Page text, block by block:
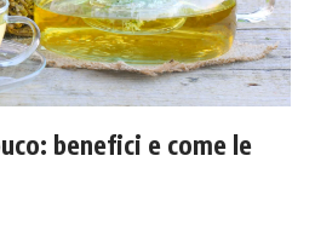
benefici e come le